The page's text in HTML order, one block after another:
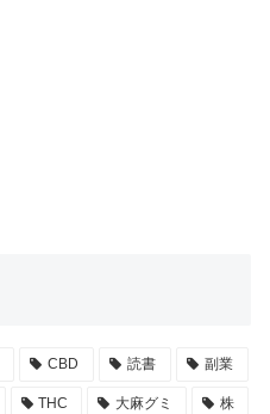
CBD 読書 副業
THC 大麻グミ 株